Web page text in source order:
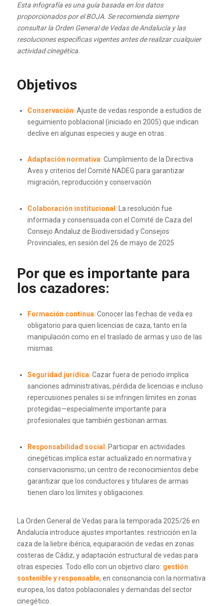
Esta infografía es una guía basada en los datos
proporcionados por el BOJA. Se recomienda siempre
consultar la Orden General de Vedas de Andalucía y las
resoluciones específicas vigentes antes de realizar cualquier
actividad cinegética.
Objetivos
Conservación: Ajuste de vedas responde a estudios de
seguimiento poblacional (iniciado en 2005) que indican
declive en algunas especies y auge en otras
Adaptación normativa: Cumplimiento de la Directiva
Aves y criterios del Comité NADEG para garantizar
migración, reproducción y conservación
Colaboración institucional : La resolución fue
informada y consensuada con el Comité de Caza del
Consejo Andaluz de Biodiversidad y Consejos
Provinciales, en sesión del 26 de mayo de 2025
Por que es importante para
los cazadores:
Formación continua: Conocer las fechas de veda es
obligatorio para quien licencias de caza, tanto en la
manipulación como en el traslado de armas y uso de las
mismas.
Seguridad jurídica: Cazar fuera de periodo implica
sanciones administrativas, pérdida de licencias e incluso
repercusiones penales si se infringen límites en zonas
protegidas—especialmente importante para
profesionales que también gestionan armas.
Responsabilidad social: Participar en actividades
cinegéticas implica estar actualizado en normativa y
conservacionismo; un centro de reconocimientos debe
garantizar que los conductores y titulares de armas
tienen claro los límites y obligaciones.
La Orden General de Vedas para la temporada 2025/26 en
Andalucía introduce ajustes importantes: restricción en la
caza de la liebre ibérica, equiparación de vedas en zonas
costeras de Cádiz, y adaptación estructural de vedas para
otras especies. Todo ello con un objetivo claro: gestión
sostenible y responsable, en consonancia con la normativa
europea, los datos poblacionales y demandas del sector
cinegético.